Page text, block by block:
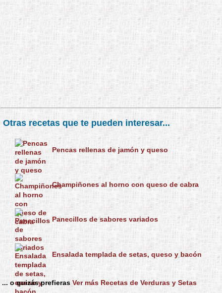
Otras recetas que te pueden interesar...
Pencas rellenas de jamón y queso
Champiñones al horno con queso de cabra
Panecillos de sabores variados
Ensalada templada de setas, queso y bacón
... o quizás prefieras Ver más Recetas de Verduras y Setas